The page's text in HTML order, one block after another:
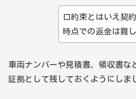
口約束とはいえ契
時点での返金は難し
車両ナンバーや見積書、領収書な
証拠として残しておくようにしま